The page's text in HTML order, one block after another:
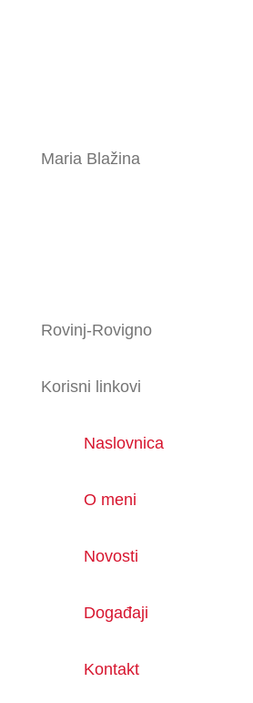
Maria Blažina
Rovinj-Rovigno
Korisni linkovi
Naslovnica
O meni
Novosti
Događaji
Kontakt